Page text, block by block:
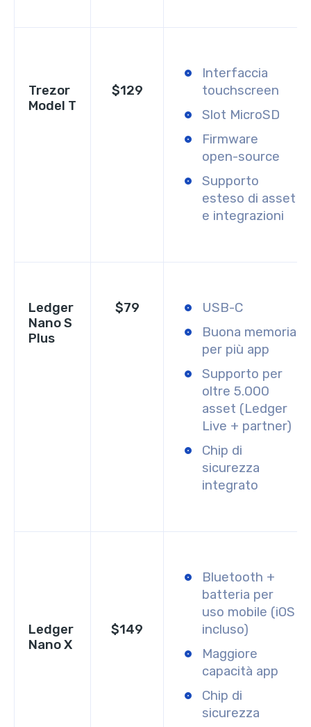
Trezor
Model T
$129
Interfaccia
touchscreen
Slot MicroSD
Firmware
open-source
Supporto
esteso di asset
e integrazioni
Ledger
Nano S
Plus
$79
USB-C
Buona memoria
per più app
Supporto per
oltre 5.000
asset (Ledger
Live + partner)
Chip di
sicurezza
integrato
Ledger
Nano X
$149
Bluetooth +
batteria per
uso mobile (iOS
incluso)
Maggiore
capacità app
Chip di
sicurezza